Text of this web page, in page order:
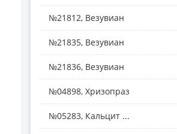
№21812, Везувиан
№21835, Везувиан
№21836, Везувиан
№04898, Хризопраз
№05283, Кальцит ...